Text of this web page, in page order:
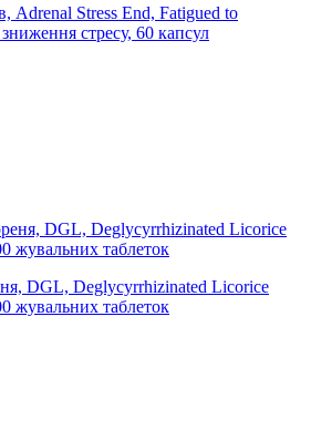
Adrenal Stress End, Fatigued to
стресу, 60 капсул
DGL, Deglycyrrhizinated Licorice
жувальних таблеток